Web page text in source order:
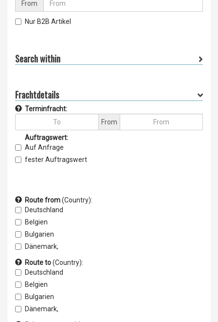
From
Nur B2B Artikel
Search within
Frachtdetails
Terminfracht:
From
Auftragswert:
Auf Anfrage
fester Auftragswert
Route from(Country):
Deutschland
Belgien
Bulgarien
Dänemark,
Estland
Finnland
Frankreich
Griechenland
Irland
Italien
Route to(Country):
Deutschland
Belgien
Bulgarien
Dänemark,